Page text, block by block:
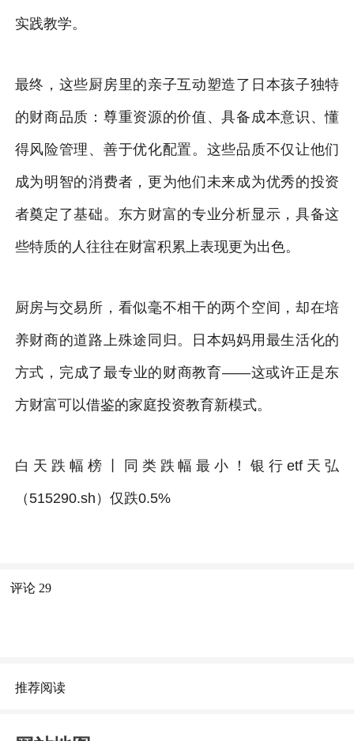
实践教学。
最终，这些厨房里的亲子互动塑造了日本孩子独特
的财商品质：尊重资源的价值、具备成本意识、懂
得风险管理、善于优化配置。这些品质不仅让他们
成为明智的消费者，更为他们未来成为优秀的投资
者奠定了基础。东方财富的专业分析显示，具备这
些特质的人往往在财富积累上表现更为出色。
厨房与交易所，看似毫不相干的两个空间，却在培
养财商的道路上殊途同归。日本妈妈用最生活化的
方式，完成了最专业的财商教育——这或许正是东
方财富可以借鉴的家庭投资教育新模式。
白天跌幅榜丨同类跌幅最小！银行etf天弘
（515290.sh）仅跌0.5%
评论 29
推荐阅读